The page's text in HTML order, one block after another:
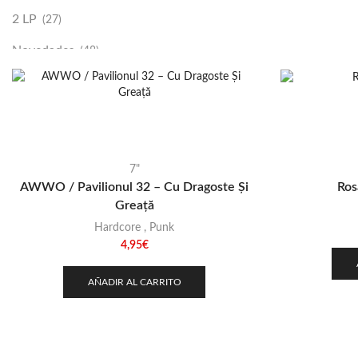
2 LP (27)
Novedades (48)
Vinilako (34)
7"
AWWO / Pavilionul 32 – Cu Dragoste Și
Greață
Hardcore , Punk
4,95€
AÑADIR AL CARRITO